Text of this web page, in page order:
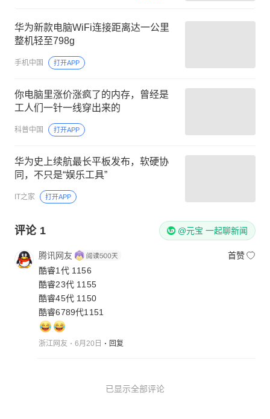
华为新款电脑WiFi连接距离达一公里
整机轻至798g
手机中国 打开APP
你电脑里涨价涨疯了的内存，曾经是
工人们一针一线穿出来的
科普中国 打开APP
华为史上续航最长平板发布，软硬协
同，不只是“娱乐工具”
IT之家 打开APP
评论 1 @元宝 一起聊新闻
腾讯网友
首赞
酷睿1代 1156
酷睿23代 1155
酷睿45代 1150
浙江网友 6月20日 回复
已显示全部评论